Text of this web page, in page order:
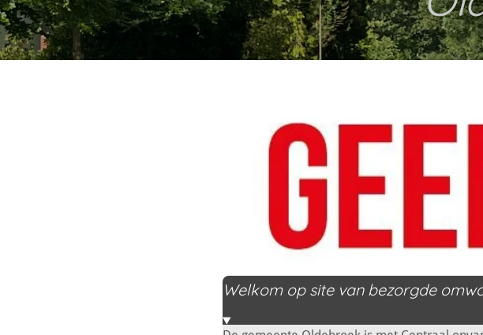
Welkom op site van bezorgde